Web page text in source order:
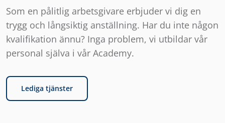
Som en pålitlig arbetsgivare erbjuder vi dig en
trygg och långsiktig anställning. Har du inte någon
kvalifikation ännu? Inga problem, vi utbildar vår
personal själva i vår Academy.
Lediga tjänster